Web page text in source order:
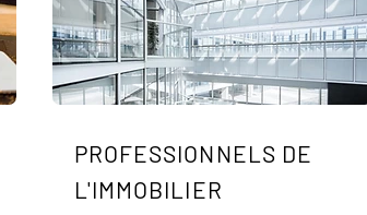
PROFESSIONNELS DE
L'IMMOBILIER